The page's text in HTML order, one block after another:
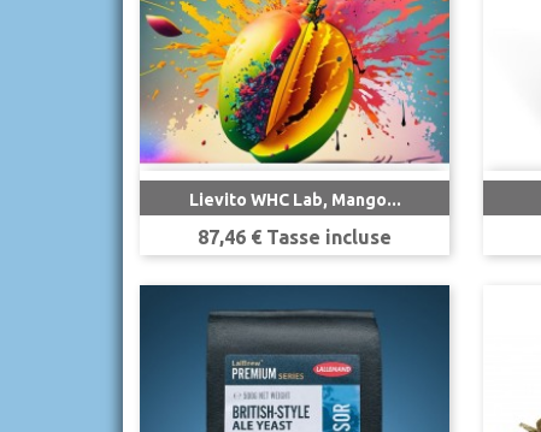
Lievito WHC Lab, Mango...
Prezzo
87,46 € Tasse incluse
Anteprima